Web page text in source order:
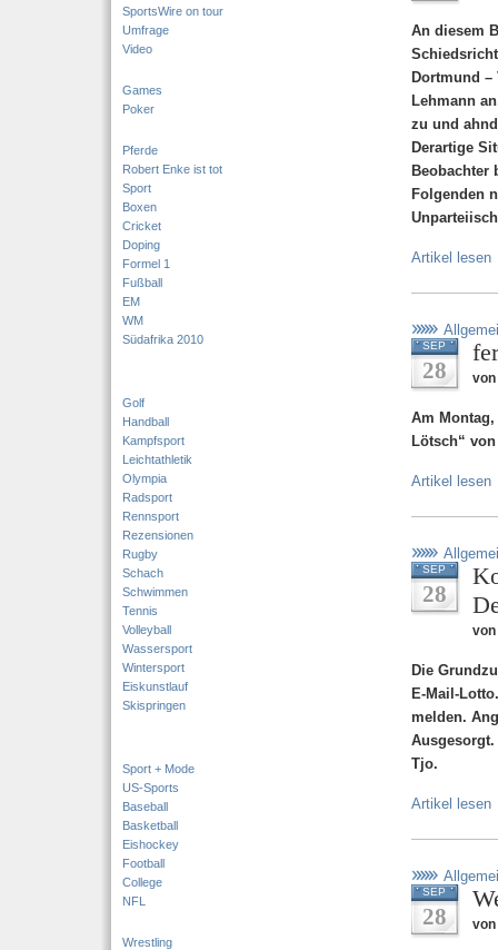
SportsWire on tour
Umfrage
Video
Games
Poker
Pferde
Robert Enke ist tot
Sport
Boxen
Cricket
Doping
Formel 1
Fußball
EM
WM
Südafrika 2010
Golf
Handball
Kampfsport
Leichtathletik
Olympia
Radsport
Rennsport
Rezensionen
Rugby
Schach
Schwimmen
Tennis
Volleyball
Wassersport
Wintersport
Eiskunstlauf
Skispringen
Sport + Mode
US-Sports
Baseball
Basketball
Eishockey
Football
College
NFL
Wrestling
An diesem
Dortmund
Lehmann
zu und
Derartige
Beobachter
Folgenden
Artikel lesen
SEP
28
Am
Lötsch“
Artikel lesen
SEP
28
Die
E-Mail-
melden.
Tjo.
Artikel lesen
SEP
28 von